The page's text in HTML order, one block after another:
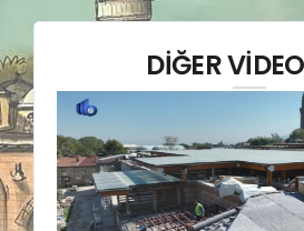
DİĞER